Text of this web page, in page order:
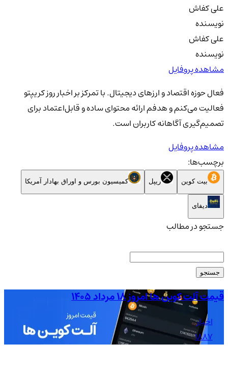
علی کفاش
نویسنده
علی کفاش
نویسنده
مشاهده پروفایل
فعال حوزه اقتصاد و ارزهای دیجیتال. با تمرکز بر اخبار روز کریپتو
فعالیت می‌کنم و هدفم ارائه محتوای ساده و قابل‌اعتماد برای
تصمیم‌گیری آگاهانه کاربران است.
مشاهده پروفایل
برچسب‌ها:
بیت کوین ریپل کمیسیون بورس و اوراق بهادار آمریکا
دیفای
جستجو در مطالب
جستجو
قیمت آلت کوین ها امروز ۱۸ مرداد ۱۴۰۵
اخبار
1887